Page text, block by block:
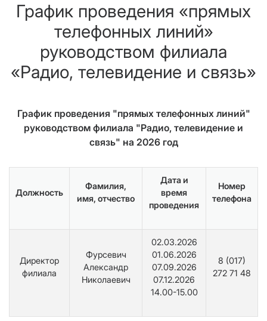
График проведения «прямых
телефонных линий»
руководством филиала
«Радио, телевидение и связь»
График проведения "прямых телефонных линий"
руководством филиала "Радио, телевидение и
связь" на 2026 год
Должность
Фамилия,
имя, отчество
Дата и
время
проведения
Номер
телефона
Директор
филиала
Фурсевич
Александр
Николаевич
02.03.2026
01.06.2026
07.09.2026
07.12.2026
14.00-15.00
8 (017)
272 71 48